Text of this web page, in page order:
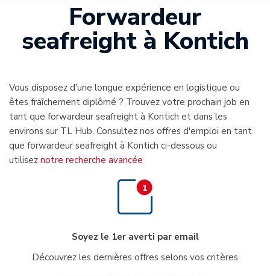
Forwardeur
seafreight à Kontich
Vous disposez d'une longue expérience en logistique ou
êtes fraîchement diplômé ? Trouvez votre prochain job en
tant que forwardeur seafreight à Kontich et dans les
environs sur TL Hub. Consultez nos offres d'emploi en tant
que forwardeur seafreight à Kontich ci-dessous ou
utilisez notre recherche avancée
Soyez le 1er averti par email
Découvrez les dernières offres selons vos critères